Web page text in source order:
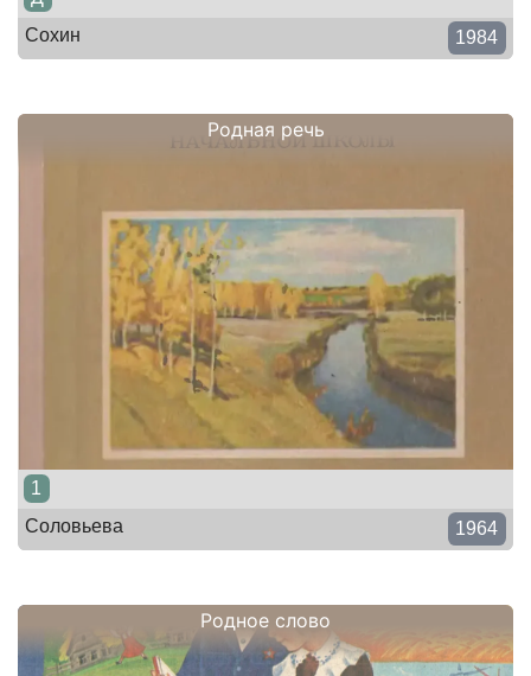
Сохин
1984
Родная речь
1
Соловьева
1964
Родное слово